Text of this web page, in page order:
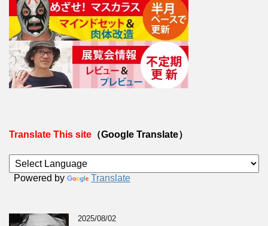
Translate This site （Google Translate）
Powered by Translate
2025/08/02